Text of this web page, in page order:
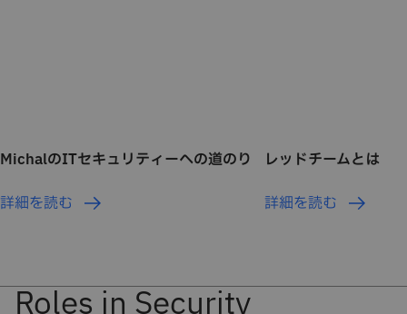
MichalのITセキュリティーへの道のり
詳細を読む
レッドチームとは
詳細を読む